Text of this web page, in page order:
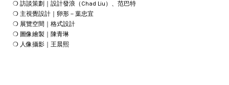
❍ 訪談策劃｜設計發浪（Chad Liu）、范巴特
❍ 主視覺設計｜卵形－葉忠宜
❍ 展覽空間｜格式設計
❍ 圖像繪製｜陳青琳
❍ 人像攝影｜王晨熙